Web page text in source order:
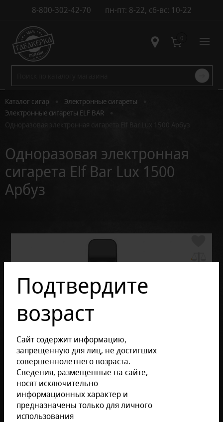
8-800-302-42-70 пн-пт: 8-22, сб-вс: 10-22
Контакты 0
Каталог сигар Электронные сигареты
Электронные сигареты ELF BAR
Одноразовая электронная сигарета Elf Bar Lux 1500 Арбуз
Одноразовая электронная
сигарета Elf Bar Lux 1500
Арбуз
Подтвердите
возраст
Сайт содержит информацию,
запрещенную для лиц, не достигших
совершеннолетнего возраста.
Сведения, размещенные на сайте,
носят исключительно
информационных характер и
предназначены только для личного
использования